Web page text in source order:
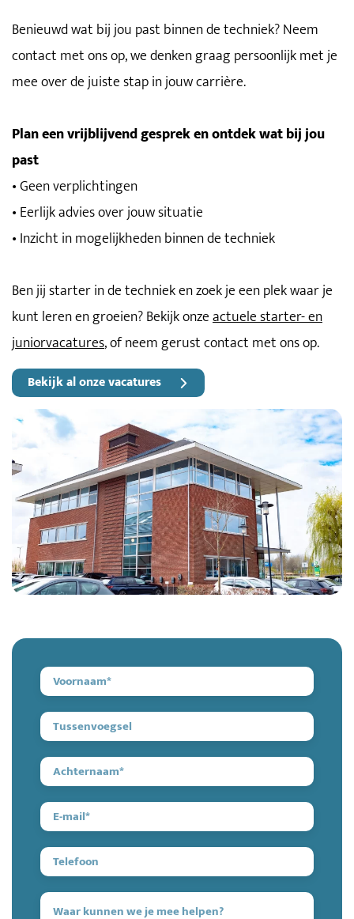
Benieuwd wat bij jou past binnen de techniek? Neem
contact met ons op, we denken graag persoonlijk met je
mee over de juiste stap in jouw carrière.
Plan een vrijblijvend gesprek en ontdek wat bij jou
past
• Geen verplichtingen
• Eerlijk advies over jouw situatie
• Inzicht in mogelijkheden binnen de techniek
Ben jij starter in de techniek en zoek je een plek waar je
kunt leren en groeien? Bekijk onzeactuele starter- en
juniorvacatures, of neem gerust contact met ons op.
Bekijk al onze vacatures